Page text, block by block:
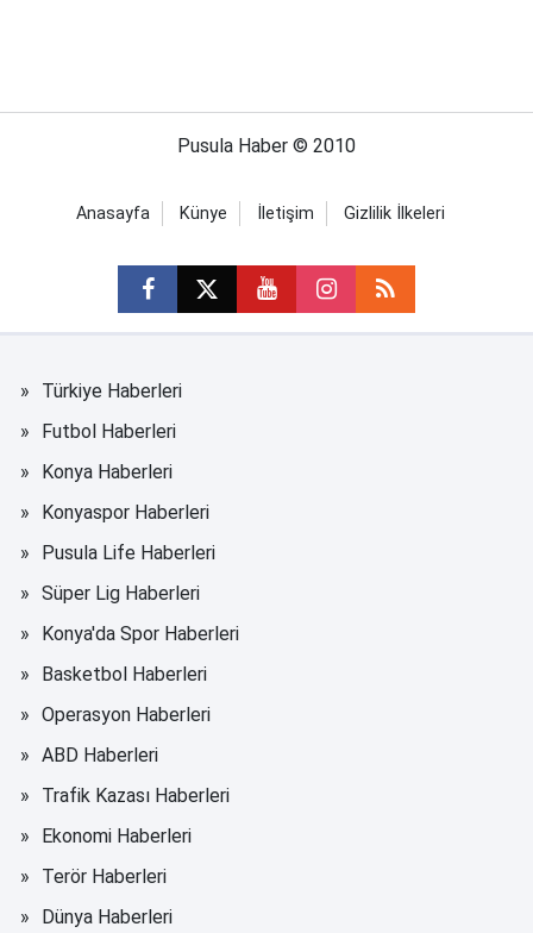
Pusula Haber © 2010
Anasayfa Künye İletişim Gizlilik İlkeleri
Türkiye Haberleri
Futbol Haberleri
Konya Haberleri
Konyaspor Haberleri
Pusula Life Haberleri
Süper Lig Haberleri
Konya'da Spor Haberleri
Basketbol Haberleri
Operasyon Haberleri
ABD Haberleri
Trafik Kazası Haberleri
Ekonomi Haberleri
Terör Haberleri
Dünya Haberleri